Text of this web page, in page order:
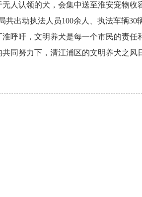
人认领的犬，会集中送至淮安宠物收
共出动执法人员100余人、执法车辆
呼吁，文明养犬是每一个市民的责
同努力下，清江浦区的文明养犬之